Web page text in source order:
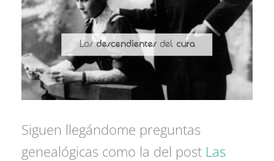
Siguen llegándome preguntas
genealógicas como la del post Las